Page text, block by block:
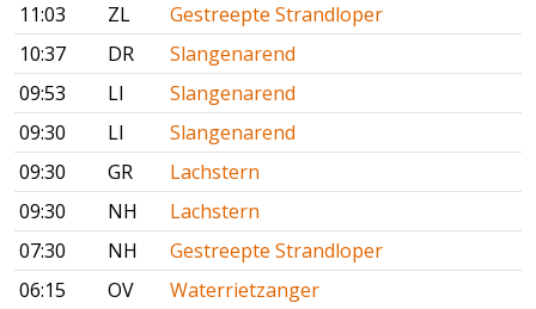
11:03
ZL
Gestreepte Strandloper
10:37
DR
Slangenarend
09:53
LI
Slangenarend
09:30
LI
Slangenarend
09:30
GR
Lachstern
09:30
NH
Lachstern
07:30
NH
Gestreepte Strandloper
06:15
OV
Waterrietzanger